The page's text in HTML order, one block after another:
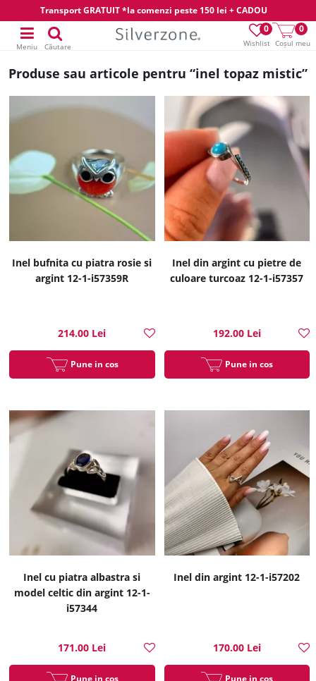
Transport GRATUIT *la comenzi peste 150 lei + CADOU
Wishlist
0
Coșul meu
0
Meniu Căutare
Produse sau articole pentru “inel topaz mistic”
Inel bufnita cu piatra rosie si
argint 12-1-i57359R
214.00 Lei
Pune in cos
Inel din argint cu pietre de
culoare turcoaz 12-1-i57357
192.00 Lei
Pune in cos
Inel cu piatra albastra si
model celtic din argint 12-1-
i57344
171.00 Lei
Inel din argint 12-1-i57202
170.00 Lei